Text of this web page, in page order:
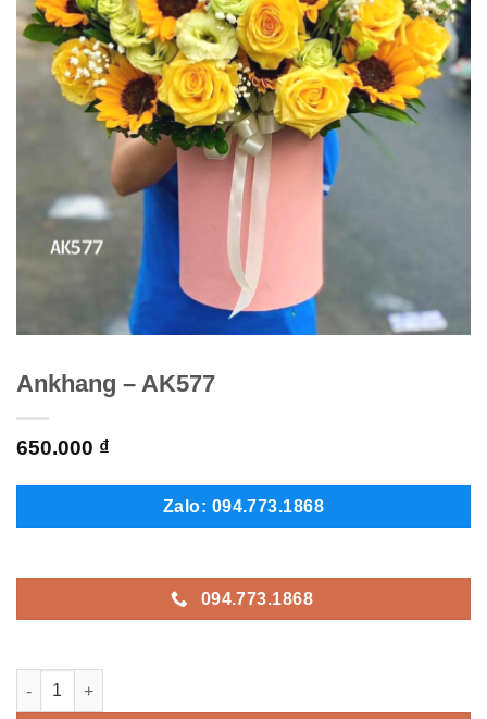
Ankhang – AK577
650.000 ₫
Zalo: 094.773.1868
094.773.1868
Ankhang - AK577 quantity